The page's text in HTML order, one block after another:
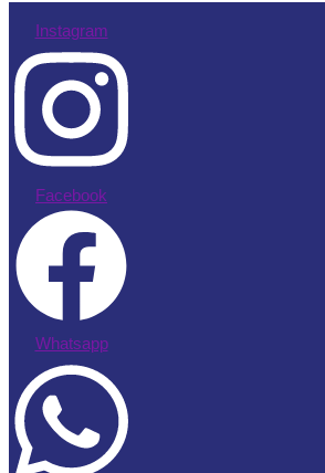
Instagram
Facebook
Whatsapp